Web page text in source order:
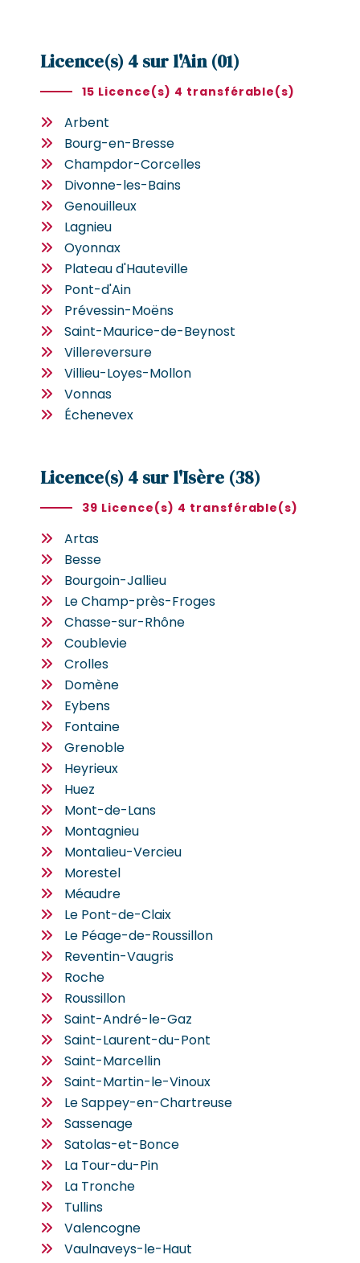
Licence(s) 4 sur l'Ain (01)
15 Licence(s) 4 transférable(s)
Arbent
Bourg-en-Bresse
Champdor-Corcelles
Divonne-les-Bains
Genouilleux
Lagnieu
Oyonnax
Plateau d'Hauteville
Pont-d'Ain
Prévessin-Moëns
Saint-Maurice-de-Beynost
Villereversure
Villieu-Loyes-Mollon
Vonnas
Échenevex
Licence(s) 4 sur l'Isère (38)
39 Licence(s) 4 transférable(s)
Artas
Besse
Bourgoin-Jallieu
Le Champ-près-Froges
Chasse-sur-Rhône
Coublevie
Crolles
Domène
Eybens
Fontaine
Grenoble
Heyrieux
Huez
Mont-de-Lans
Montagnieu
Montalieu-Vercieu
Morestel
Méaudre
Le Pont-de-Claix
Le Péage-de-Roussillon
Reventin-Vaugris
Roche
Roussillon
Saint-André-le-Gaz
Saint-Laurent-du-Pont
Saint-Marcellin
Saint-Martin-le-Vinoux
Le Sappey-en-Chartreuse
Sassenage
Satolas-et-Bonce
La Tour-du-Pin
La Tronche
Tullins
Valencogne
Vaulnaveys-le-Haut